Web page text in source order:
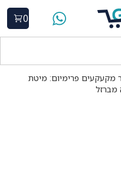
0
מקעקעים פרימיום: מיטת
מברזל